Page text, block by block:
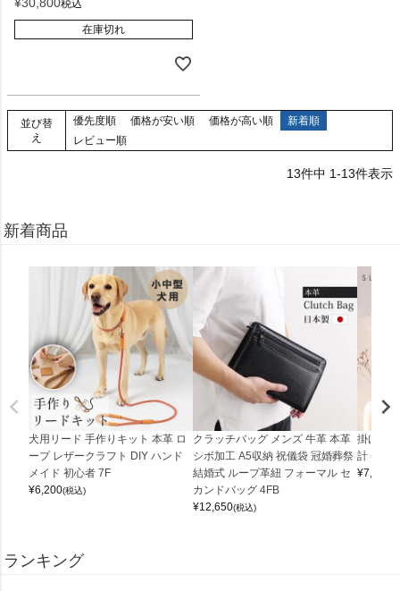
税込
在庫切れ
並び替
え
優先度順 価格が安い順 価格が高い順
新着順
レビュー順
13件中 1-13件表示
新着商品
犬用リード 手作りキット 本革 ロ
ープ レザークラフト DIY ハンド
メイド 初心者 7F
¥6,200(税込)
クラッチバッグ メンズ 牛革 本革
シボ加工 A5収納 祝儀袋 冠婚葬祭
結婚式 ループ革紐 フォーマル セ
カンドバッグ 4FB
¥12,650(税込)
掛け時
計
¥7,150
ランキング